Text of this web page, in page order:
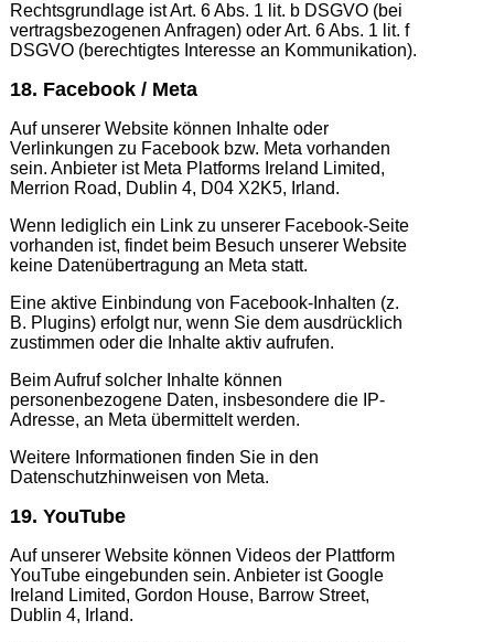
Rechtsgrundlage ist Art. 6 Abs. 1 lit. b DSGVO (bei
vertragsbezogenen Anfragen) oder Art. 6 Abs. 1 lit. f
DSGVO (berechtigtes Interesse an Kommunikation).
18. Facebook / Meta
Auf unserer Website können Inhalte oder
Verlinkungen zu Facebook bzw. Meta vorhanden
sein. Anbieter ist Meta Platforms Ireland Limited,
Merrion Road, Dublin 4, D04 X2K5, Irland.
Wenn lediglich ein Link zu unserer Facebook-Seite
vorhanden ist, findet beim Besuch unserer Website
keine Datenübertragung an Meta statt.
Eine aktive Einbindung von Facebook-Inhalten (z.
B. Plugins) erfolgt nur, wenn Sie dem ausdrücklich
zustimmen oder die Inhalte aktiv aufrufen.
Beim Aufruf solcher Inhalte können
personenbezogene Daten, insbesondere die IP-
Adresse, an Meta übermittelt werden.
Weitere Informationen finden Sie in den
Datenschutzhinweisen von Meta.
19. YouTube
Auf unserer Website können Videos der Plattform
YouTube eingebunden sein. Anbieter ist Google
Ireland Limited, Gordon House, Barrow Street,
Dublin 4, Irland.